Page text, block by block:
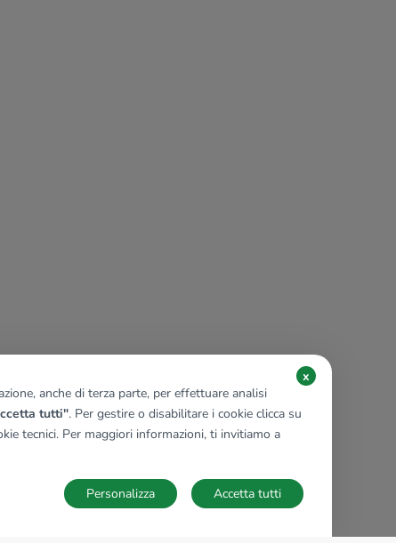
anche di terza parte, per effettuare analisi
tutti". Per gestire o disabilitare i cookie clicca su
tecnici. Per maggiori informazioni, ti invitiamo a
x
Accetta tutti
Personalizza